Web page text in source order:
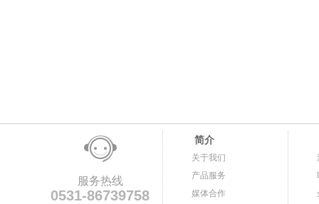
服务热线
0531-86739758
简介
关于我们
产品服务
媒体合作